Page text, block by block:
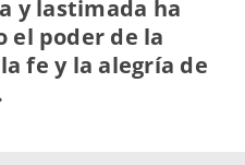
y lastimada ha
el poder de la
fe y la alegría de